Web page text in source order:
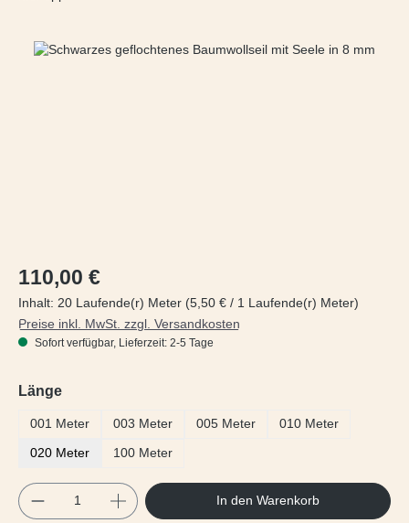
Regulärer Preis:
110,00 €
Inhalt: 20 Laufende(r) Meter (5,50 € / 1 Laufende(r) Meter)
Preise inkl. MwSt. zzgl. Versandkosten
Sofort verfügbar, Lieferzeit: 2-5 Tage
Längeauswählen
001 Meter 003 Meter 005 Meter 010 Meter
020 Meter 100 Meter
Produkt Anzahl: Gib den gewünschten
In den Warenkorb